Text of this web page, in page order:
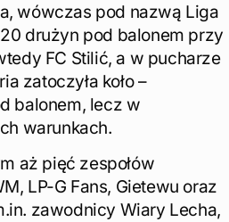
wówczas pod nazwą Liga
drużyn pod balonem przy
FC Stilić, a w pucharze
zatoczyła koło –
balonem, lecz w
warunkach.
aż pięć zespołów
LP-G Fans, Gietewu oraz
zawodnicy Wiary Lecha,